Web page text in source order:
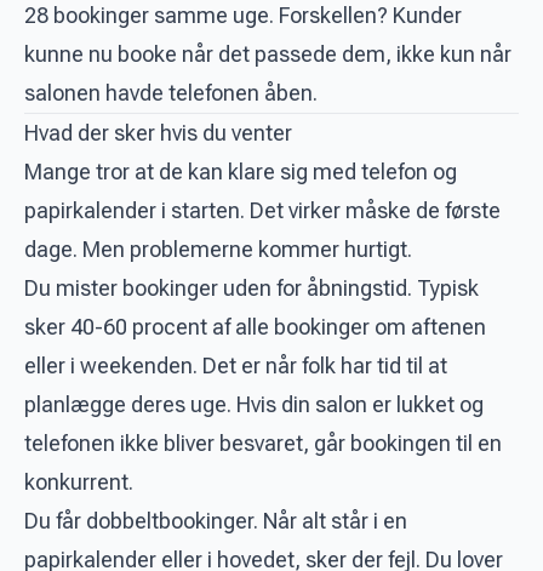
28 bookinger samme uge. Forskellen? Kunder
kunne nu booke når det passede dem, ikke kun når
salonen havde telefonen åben.
Hvad der sker hvis du venter
Mange tror at de kan klare sig med telefon og
papirkalender i starten. Det virker måske de første
dage. Men problemerne kommer hurtigt.
Du mister bookinger uden for åbningstid. Typisk
sker 40-60 procent af alle bookinger om aftenen
eller i weekenden. Det er når folk har tid til at
planlægge deres uge. Hvis din salon er lukket og
telefonen ikke bliver besvaret, går bookingen til en
konkurrent.
Du får dobbeltbookinger. Når alt står i en
papirkalender eller i hovedet, sker der fejl. Du lover